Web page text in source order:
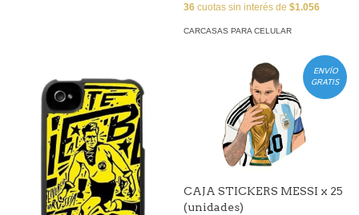
36 cuotas sin interés de $1.056
CARCASAS PARA CELULAR
ENVÍO
GRATIS
CAJA STICKERS MESSI x 25
(unidades)